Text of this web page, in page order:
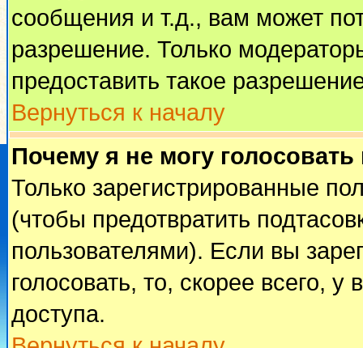
сообщения и т.д., вам может
разрешение. Только
предоставить такое
Вернуться к началу
Почему я не могу
Только зарегистрированные
(чтобы предотвратить
пользователями). Если вы
голосовать, то, скорее всего,
доступа.